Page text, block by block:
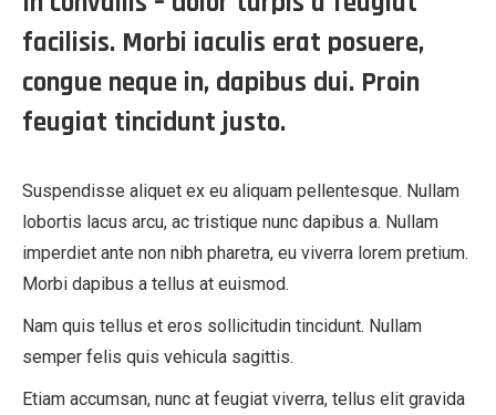
facilisis. Morbi iaculis erat posuere,
congue neque in, dapibus dui. Proin
feugiat tincidunt justo.
Suspendisse aliquet ex eu aliquam pellentesque. Nullam
lobortis lacus arcu, ac tristique nunc dapibus a. Nullam
imperdiet ante non nibh pharetra, eu viverra lorem pretium.
Morbi dapibus a tellus at euismod.
Nam quis tellus et eros sollicitudin tincidunt. Nullam
semper felis quis vehicula sagittis.
Etiam accumsan, nunc at feugiat viverra, tellus elit gravida